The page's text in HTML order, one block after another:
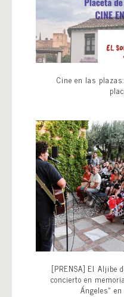
Cine en las
[PRENSA] El Aljibe
concierto en
Ángeles»